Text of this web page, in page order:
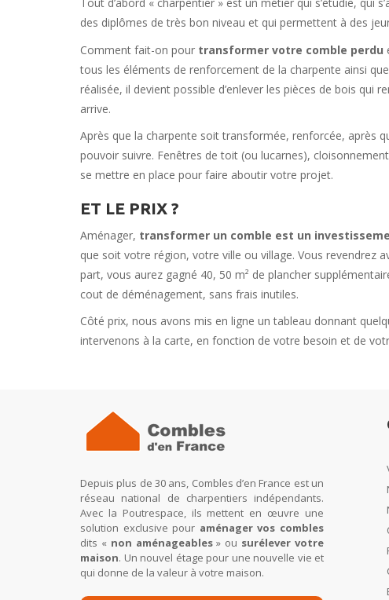
des diplômes de très bon niveau et qui permettent à des
Comment fait-on pour transformer votre comble perdu
tous les éléments de renforcement de la charpente ainsi
réalisée, il devient possible d’enlever les pièces de bois qui
arrive.
Après que la charpente soit transformée, renforcée, après
pouvoir suivre. Fenêtres de toit (ou lucarnes),
se mettre en place pour faire aboutir votre projet.
ET LE PRIX ?
Aménager, transformer un comble est un
que soit votre région, votre ville ou village. Vous revendrez
part, vous aurez gagné 40, 50 m² de plancher
cout de déménagement, sans frais inutiles.
Côté prix, nous avons mis en ligne un tableau donnant
intervenons à la carte, en fonction de votre besoin et de
Depuis plus de 30 ans, Combles d’en France est un
réseau national de charpentiers indépendants.
Avec la Poutrespace, ils mettent en œuvre une
solution exclusive pour aménager vos combles
dits « non aménageables» ou surélever votre
maison. Un nouvel étage pour une nouvelle vie et
qui donne de la valeur à votre maison.